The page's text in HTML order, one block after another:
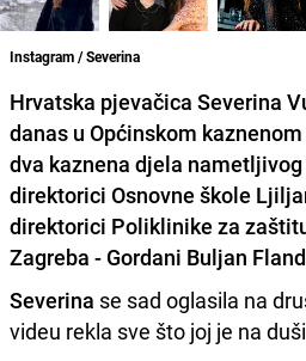
Instagram / Severina
Hrvatska pjevačica Severina
danas u Općinskom
dva kaznena djela
direktorici Osnovne škole
direktorici Poliklinike za
Zagreba - Gordani Buljan
Severina se sad oglasila na
videu rekla sve što joj je na